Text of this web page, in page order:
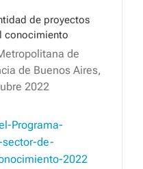
de proyectos
conocimiento
de
de Buenos Aires,
2022
Programa-
sector-de-
2022